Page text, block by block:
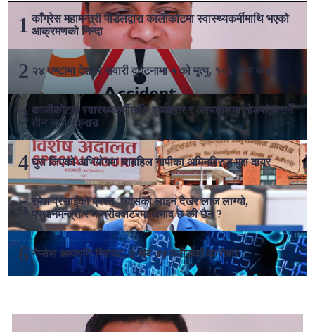
काँग्रेस महामन्त्री पौडेलद्वारा कालीकोटमा स्वास्थ्यकर्मीमाथि भएको
आक्रमणको निन्दा
२४ घण्टामा देशभर सवारी दुर्घटनामा ५ को मृत्यु, १०८ जना घाइते
कालीकोटमा स्वास्थ्यकर्मीमाथि दुर्व्यवहार र अस्पतालमा तोडफोड गर्ने
तीन जना पक्राउ
घुस लिएको अभियोगमा चाबहिल नापीका अमिनविरुद्ध मुद्दा दायर
रमेश प्रसाईको प्रश्न- ग्यासको लाइन देखेर लाज लाग्यो,
प्रधानमन्त्री र मन्त्रीक्वाटरमा अभाव छ की छैन ?
नेप्सेमा आजपनि गिरावट, ३ अर्ब ७७ करोडको कारोबार